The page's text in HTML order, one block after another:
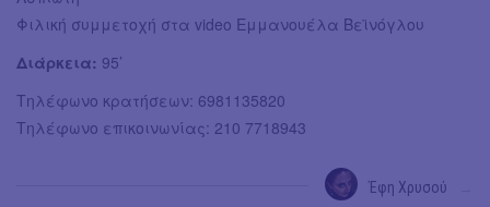
Φιλική συμμετοχή στα video Εμμανουέλα Βεϊνόγλου
Διάρκεια: 95’
Τηλέφωνο κρατήσεων: 6981135820
Τηλέφωνο επικοινωνίας: 210 7718943
Έφη Χρυσού